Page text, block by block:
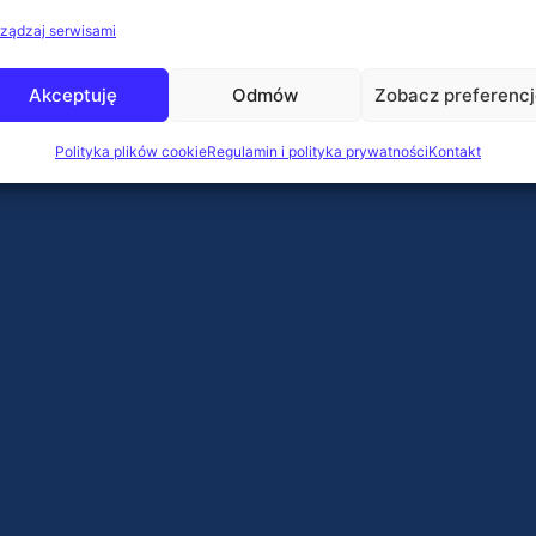
serwisami
Akceptuję Odmów Zobacz
Polityka plików cookieRegulamin i polityka prywatnościKontakt